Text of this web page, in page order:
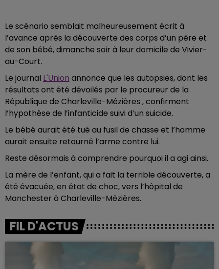
Le scénario semblait malheureusement écrit à
l’avance après la découverte des corps d’un père et
de son bébé, dimanche soir à leur domicile de Vivier-
au-Court.
Le journal L'Union annonce que les autopsies, dont les
résultats ont été dévoilés par le procureur de la
République de Charleville-Mézières , confirment
l’hypothèse de l’infanticide suivi d’un suicide.
Le bébé aurait été tué au fusil de chasse et l’homme
aurait ensuite retourné l’arme contre lui.
Reste désormais à comprendre pourquoi il a agi ainsi.
La mère de l’enfant, qui a fait la terrible découverte, a
été évacuée, en état de choc, vers l’hôpital de
Manchester à Charleville-Mézières.
FIL D'ACTUS